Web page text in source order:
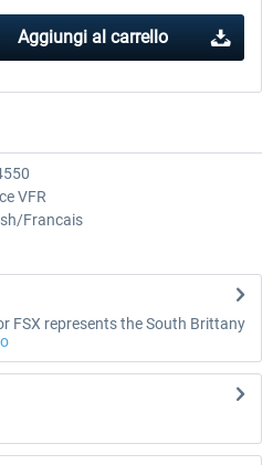
Aggiungi al carrello
VFR
Francais
FSX represents the South Brittany